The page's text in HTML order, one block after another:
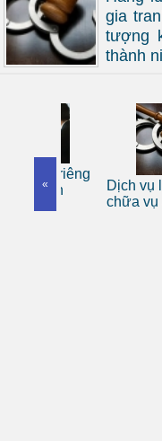
gia
tượng
thành
«
Dịch vụ luật
chữa vụ án